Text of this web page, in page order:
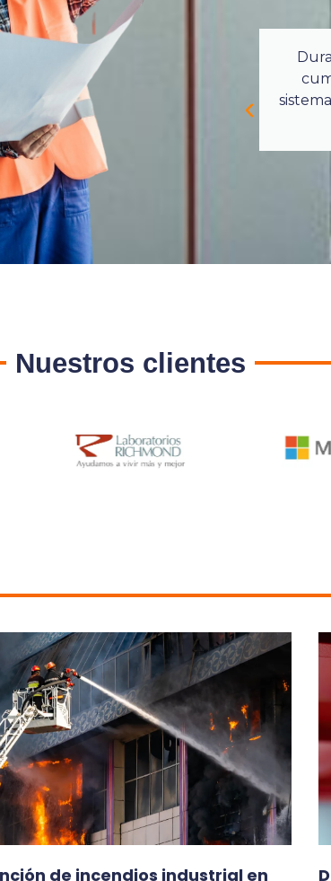
profesionalismo y
en el mantenimiento de
de protección contra
incendios.
LASEALLE LTDA
Nuestros clientes
de incendios industrial en